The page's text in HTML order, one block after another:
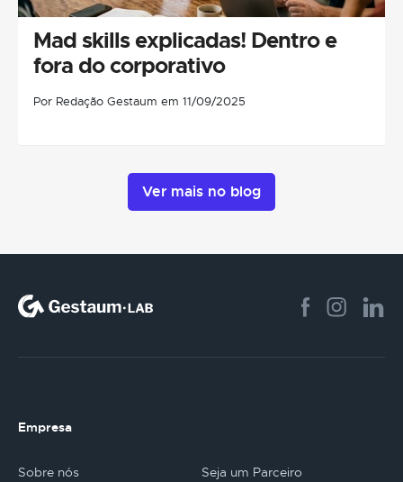
Mad skills explicadas! Dentro e
fora do corporativo
Por Redação Gestaum em 11/09/2025
Ver mais no blog
Empresa
Sobre nós Seja um Parceiro